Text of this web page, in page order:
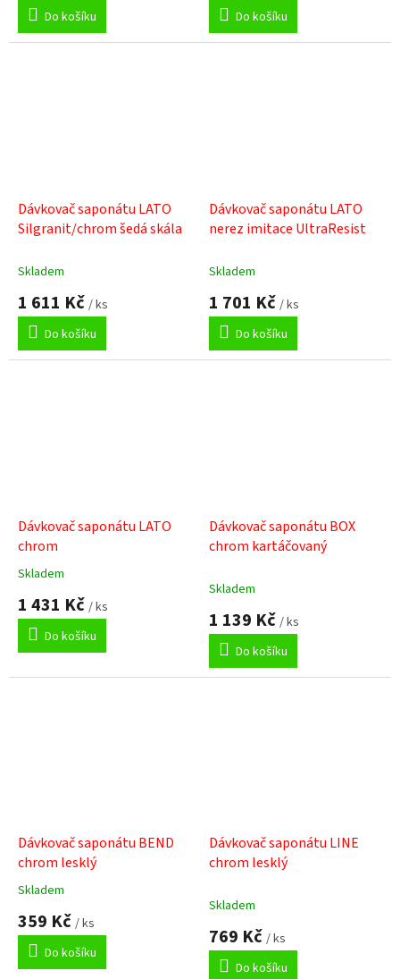
Do košíku Do košíku
Dávkovač saponátu LATO
Silgranit/chrom šedá skála
Skladem
1 611 Kč / ks
Do košíku
Dávkovač saponátu LATO
nerez imitace UltraResist
Skladem
1 701 Kč / ks
Do košíku
Dávkovač saponátu LATO
chrom
Průměrné
produktu
1,0
5
Skladem
1 431 Kč / ks
Do košíku
Dávkovač saponátu BOX
chrom kartáčovaný
Skladem
1 139 Kč / ks
Do košíku
Dávkovač saponátu BEND
chrom lesklý
Průměrné
hodnocení
produktu
5,0
Skladem
359 Kč / ks
Do košíku
Dávkovač saponátu LINE
chrom lesklý
Skladem
769 Kč / ks
Do košíku